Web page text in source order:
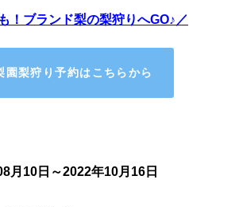
！ブランド梨の梨狩りへGO♪／
園 梨狩り予約はこちらから
月10日～2022年10月16日